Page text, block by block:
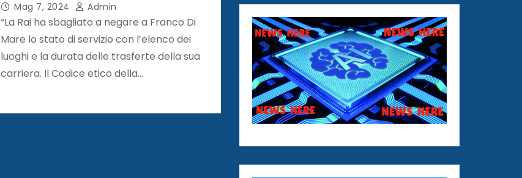
Mag 7, 2024 Admin
“La Rai ha sbagliato a negare a Franco Di
Mare lo stato di servizio con l’elenco dei
luoghi e la durata delle trasferte della sua
carriera. Il Codice etico della…